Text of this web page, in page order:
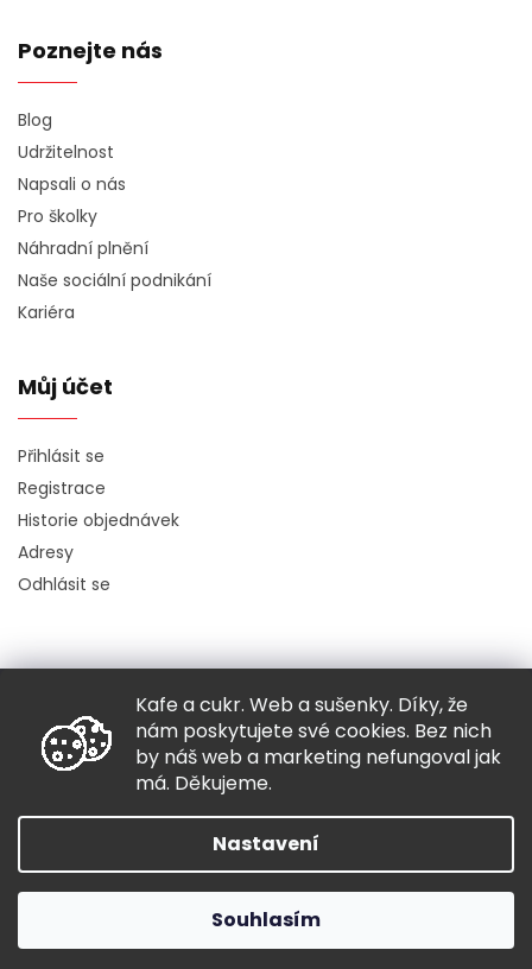
Kafe a cukr. Web a sušenky. Díky, že
nám poskytujete své cookies. Bez nich
by náš web a marketing nefungoval jak
má. Děkujeme.
Nastavení
Souhlasím
Poznejte nás
Blog
Udržitelnost
Napsali o nás
Pro školky
Náhradní plnění
Naše sociální podnikání
Kariéra
Můj účet
Přihlásit se
Registrace
Historie objednávek
Adresy
Odhlásit se
Copyright 2026Hugo chodí bos. Všechna práva vyhrazena.
Grafický návrh vytvořil a nakódovalShoptak.cz